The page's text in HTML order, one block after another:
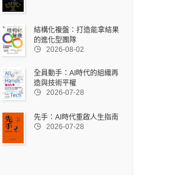
結構化複盤：打造能拿結果
的進化型團隊
 2026-08-02
全員動手：AI時代的組織再
造與技術平權
 2026-07-28
先手：AI時代重啟人生指南
 2026-07-28